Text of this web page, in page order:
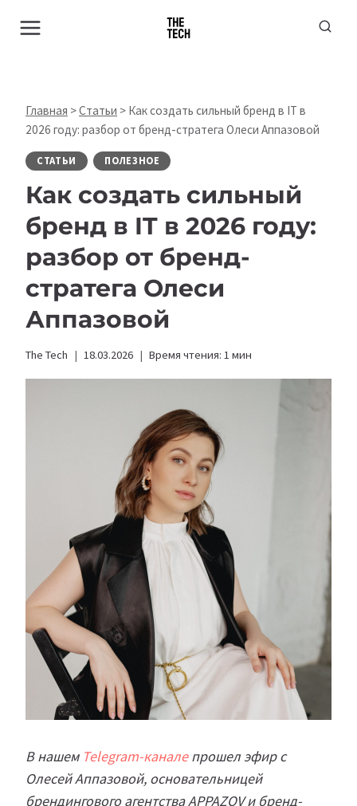
Главная >Статьи > Как создать сильный бренд в IT в
2026 году: разбор от бренд-стратега Олеси Аппазовой
СТАТЬИ ПОЛЕЗНОЕ
Как создать сильный
бренд в IT в 2026 году:
разбор от бренд-
стратега Олеси
Аппазовой
The Tech 18.03.2026 Время чтения: 1 мин
В нашем Telegram-каналепрошел эфир с
Олесей Аппазовой, основательницей
брендингового агентства APPAZOV и бренд-